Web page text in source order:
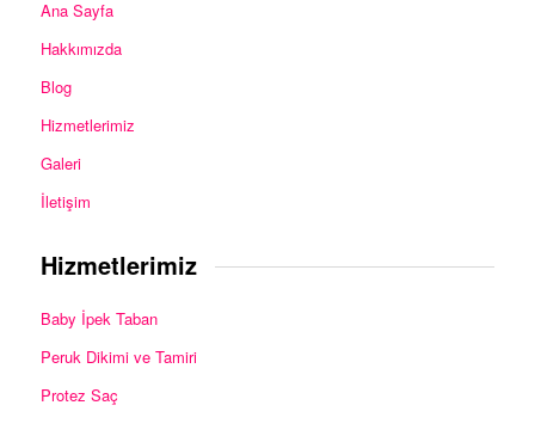
Ana Sayfa
Hakkımızda
Blog
Hizmetlerimiz
Galeri
İletişim
Hizmetlerimiz
Baby İpek Taban
Peruk Dikimi ve Tamiri
Protez Saç